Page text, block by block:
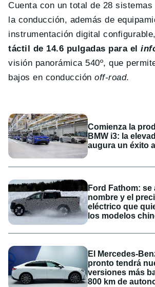
Cuenta con un total de 28
la conducción, además de
instrumentación digital configurable,
táctil de 14.6 pulgadas para el
visión panorámica 540º, que
bajos en conducciónoff-road.
Comienza la
BMW i3: la
augura un éxito
Ford Fathom: se
nombre y el
eléctrico que
los modelos
El Mercedes-
pronto tendrá
versiones más
800 km de